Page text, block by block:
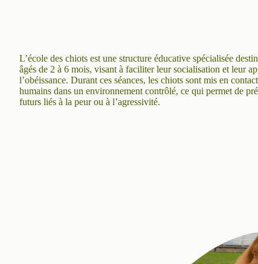
L’école des chiots est une structure éducative spécialisée
âgés de 2 à 6 mois, visant à faciliter leur socialisation et leur
l’obéissance. Durant ces séances, les chiots sont mis en
humains dans un environnement contrôlé, ce qui permet de
futurs liés à la peur ou à l’agressivité.